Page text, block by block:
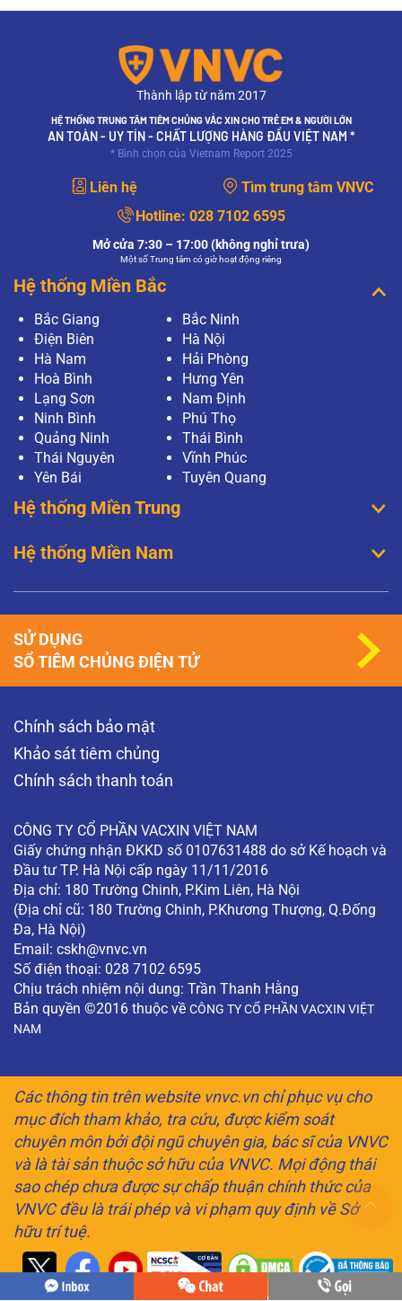
Thành lập từ năm 2017
HỆ THỐNG TRUNG TÂM TIÊM CHỦNG VẮC XIN CHO TRẺ EM & NGƯỜI LỚN
AN TOÀN - UY TÍN - CHẤT LƯỢNG HÀNG ĐẦU VIỆT NAM *
* Bình chọn của Vietnam Report 2025
Liên hệ
Tìm trung tâm VNVC
Hotline: 028 7102 6595
Mở cửa 7:30 – 17:00 (không nghỉ trưa)
Một số Trung tâm có giờ hoạt động riêng
Hệ thống Miền Bắc
Bắc Giang
Bắc Ninh
Điện Biên
Hà Nội
Hà Nam
Hải Phòng
Hoà Bình
Hưng Yên
Lạng Sơn
Nam Định
Ninh Bình
Phú Thọ
Quảng Ninh
Thái Bình
Thái Nguyên
Vĩnh Phúc
Yên Bái
Tuyên Quang
Hệ thống Miền Trung
Hệ thống Miền Nam
Chính sách bảo mật
Khảo sát tiêm chủng
Chính sách thanh toán
CÔNG TY CỔ PHẦN VACXIN VIỆT NAM
Giấy chứng nhận ĐKKD số 0107631488 do sở Kế hoạch và
Đầu tư TP. Hà Nội cấp ngày 11/11/2016
Địa chỉ: 180 Trường Chinh, P.Kim Liên, Hà Nội
(Địa chỉ cũ: 180 Trường Chinh, P.Khương Thượng, Q.Đống
Đa, Hà Nội)
Email: cskh@vnvc.vn
Số điện thoại: 028 7102 6595
Chịu trách nhiệm nội dung: Trần Thanh Hằng
Bản quyền ©2016 thuộc về CÔNG TY CỔ PHẦN VACXIN VIỆT
NAM
SỬ DỤNG
SỔ TIÊM CHỦNG ĐIỆN TỬ
Các thông tin trên website vnvc.vn chỉ phục vụ cho
mục đích tham khảo, tra cứu, được kiểm soát
chuyên môn bởi đội ngũ chuyên gia, bác sĩ của VNVC
và là tài sản thuộc sở hữu của VNVC. Mọi động thái
sao chép chưa được sự chấp thuận chính thức của
VNVC đều là trái phép và vi phạm quy định về Sở
hữu trí tuệ.